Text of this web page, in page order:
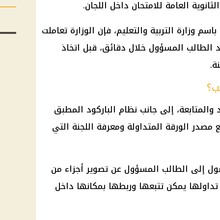
العامة للامتحان داخل اللجان.
وزارة التربية والتعليم، فإن الوزارة تعاملت
المسؤول خلال دقائق، قبل اتخاذ
إلى جانب نظام الباركود المطبق
مصدر الورقة المتداولة ومعرفة اللجنة التي
إلى الطالب المسؤول عن تصوير أجزاء من
يمكن تتبعها وربطها بمكانها داخل